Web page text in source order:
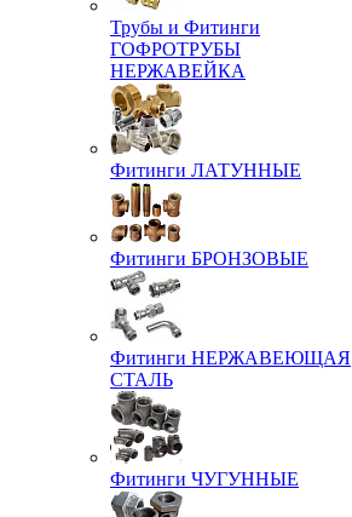
Трубы и Фитинги
ГОФРОТРУБЫ
НЕРЖАВЕЙКА
Фитинги ЛАТУННЫЕ
Фитинги БРОНЗОВЫЕ
Фитинги НЕРЖАВЕЮЩАЯ
СТАЛЬ
Фитинги ЧУГУННЫЕ